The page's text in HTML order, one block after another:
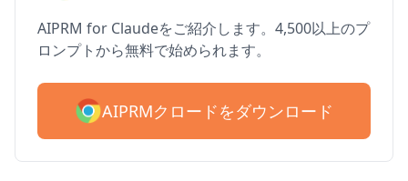
AIPRM for Claudeをご紹介します。4,500以上のプ
ロンプトから無料で始められます。
AIPRMクロードをダウンロード